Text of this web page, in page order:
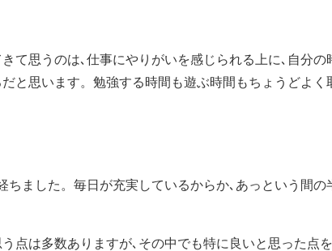
て思うのは､仕事にやりがいを感じられる上に､自分の
と思います。勉強する時間も遊ぶ時間もちょうどよく
ちました。毎日が充実しているからか､あっという間の
点は多数ありますが､その中でも特に良いと思った点